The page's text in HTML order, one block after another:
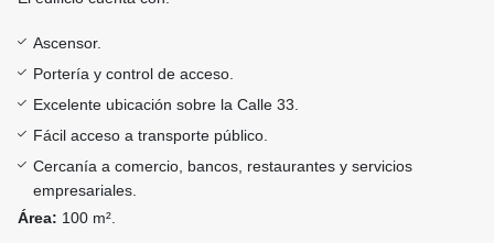
Ascensor.
Portería y control de acceso.
Excelente ubicación sobre la Calle 33.
Fácil acceso a transporte público.
Cercanía a comercio, bancos, restaurantes y servicios
empresariales.
Área: 100 m².